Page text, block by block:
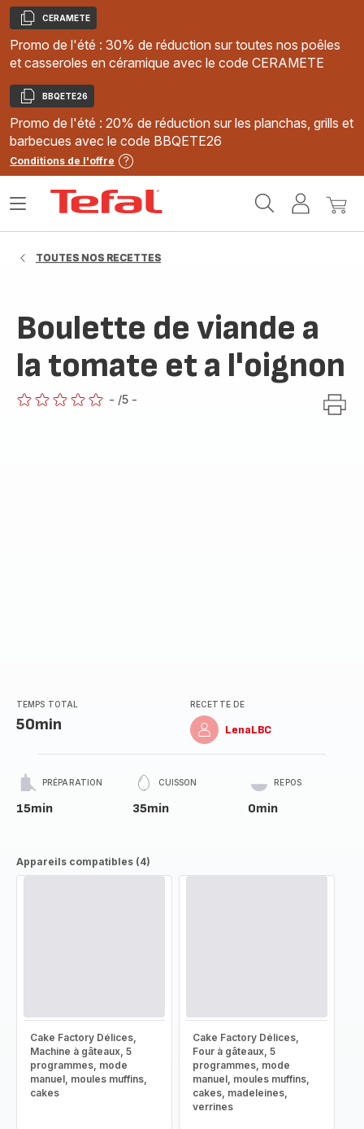
Copier
CERAMETE
Promo de l'été : 30% de réduction sur toutes nos poêles
et casseroles en céramique avec le code CERAMETE
Copier
BBQETE26
Promo de l'été : 20% de réduction sur les planchas, grills et
barbecues avec le code BBQETE26
Conditions de l'offre
MonMon
Ouvrir
TOUTES NOS RECETTES
Boulette de viande a
la tomate et a l'oignon
- /5 -
TEMPS TOTAL
50min
RECETTE DE
LenaLBC
PRÉPARATION
15min
CUISSON
35min
REPOS
0min
Appareils compatibles (4)
Cake Factory Délices,
Machine à gâteaux, 5
programmes, mode
manuel, moules muffins,
cakes
Cake Factory Délices,
Four à gâteaux, 5
programmes, mode
manuel, moules muffins,
cakes, madeleines,
verrines